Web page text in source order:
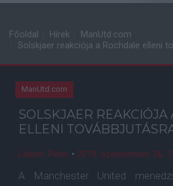
Főoldal Hírek
ManUtd.com
Solskjaer reakciója a Rochdale elleni
ManUtd.com
SOLSKJAER REAKCIÓJA
ELLENI
Lakner Péter • 2019. szeptember. 26.
A Manchester United